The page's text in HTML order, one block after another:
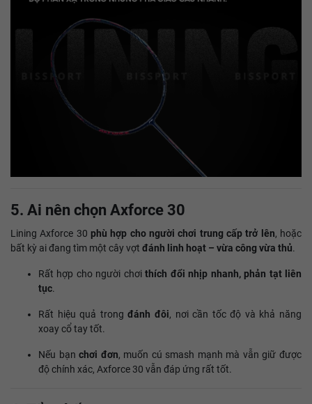
5. Ai nên chọn Axforce 30
Lining Axforce 30 phù hợp cho người chơi trung cấp trở lên, hoặc
bất kỳ ai đang tìm một cây vợt đánh linh hoạt – vừa công vừa thủ.
Rất hợp cho người chơithích đổi nhịp nhanh, phản tạt liên
tục.
Rất hiệu quả trongđánh đôi, nơi cần tốc độ và khả năng
xoay cổ tay tốt.
Nếu bạnchơi đơn, muốn cú smash mạnh mà vẫn giữ được
độ chính xác, Axforce 30 vẫn đáp ứng rất tốt.